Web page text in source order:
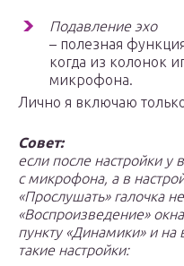
Подавление эхо
– полезная
когда из колонок
микрофона.
Лично я включаю
Совет:
если после настройки
с микрофона, а в
«Прослушать» галочка
«Воспроизведение»
пункту «Динамики» и на
такие настройки: